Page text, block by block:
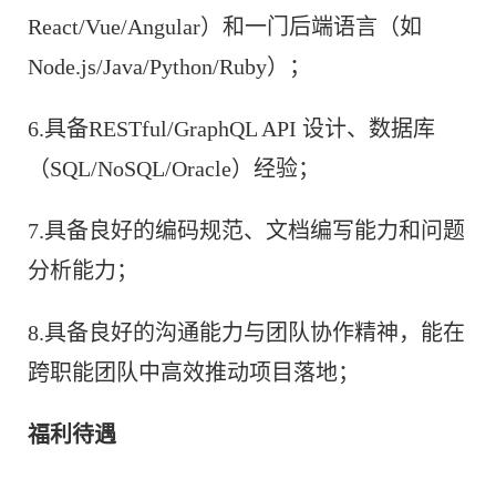
React/Vue/Angular）和一门后端语言（如
Node.js/Java/Python/Ruby）；
6.具备RESTful/GraphQL API 设计、数据库
（SQL/NoSQL/Oracle）经验；
7.具备良好的编码规范、文档编写能力和问题
分析能力；
8.具备良好的沟通能力与团队协作精神，能在
跨职能团队中高效推动项目落地；
福利待遇